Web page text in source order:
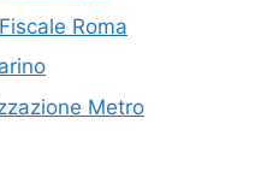
Roma
Metro